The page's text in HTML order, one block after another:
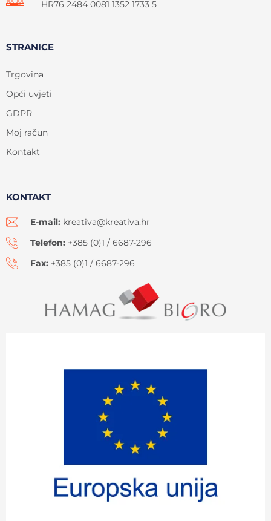
HR76 2484 0081 1352 1733 5
STRANICE
Trgovina
Opći uvjeti
GDPR
Moj račun
Kontakt
KONTAKT
E-mail: kreativa@kreativa.hr
Telefon: +385 (0)1 / 6687-296
Fax: +385 (0)1 / 6687-296